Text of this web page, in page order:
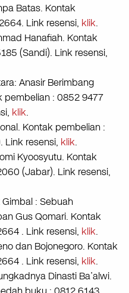
Batas. Kontak
Link resensi, klik.
Hanafiah. Kontak
(Sandi). Link resensi,
Anasir Berimbang
pembelian : 0852 9477
klik.
Kontak pembelian :
Link resensi, klik.
Kyoosyutu. Kontak
(Jabar). Link resensi,
: Sebuah
Gus Qomari. Kontak
. Link resensi, klik.
dan Bojonegoro. Kontak
. Link resensi, klik.
Dinasti Ba’alwi.